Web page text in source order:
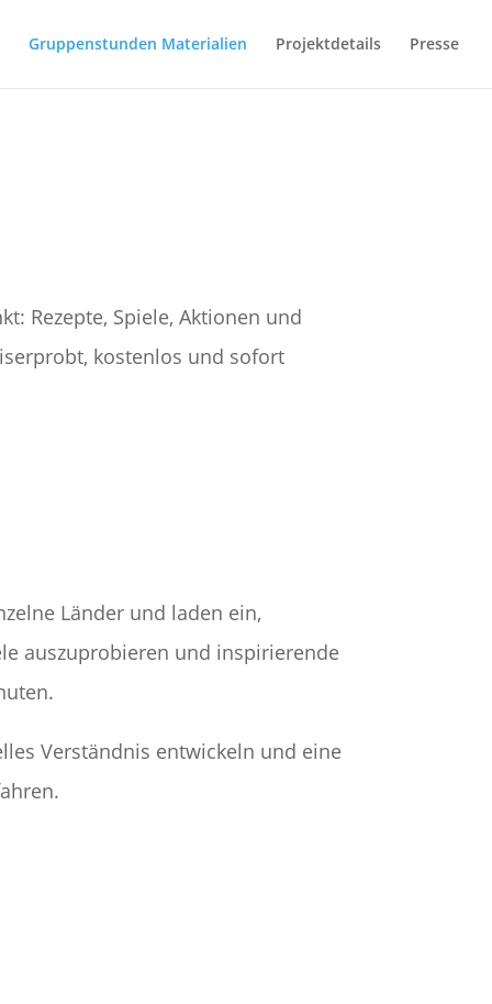
Gruppenstunden Materialien Projektdetails Presse
Rezepte, Spiele, Aktionen und
kostenlos und sofort
Länder und laden ein,
auszuprobieren und inspirierende
Verständnis entwickeln und eine